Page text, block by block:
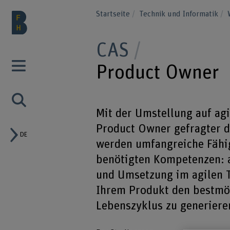
DE
Startseite Technik und Informatik
CAS
Product Owner
Mit der Umstellung auf
Product Owner gefragter
werden umfangreiche
benötigten
und Umsetzung im agilen
Ihrem Produkt den
Lebenszyklus zu